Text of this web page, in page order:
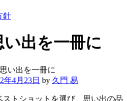
針
出を一冊に
い出を一冊に
年4月23日 by 久門 易
トショットを選び、思い出の品